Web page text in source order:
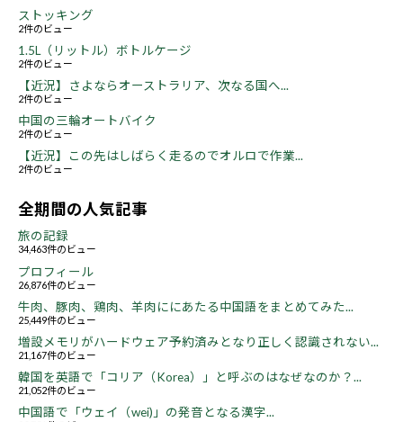
ストッキング
2件のビュー
1.5L（リットル）ボトルケージ
2件のビュー
【近況】さよならオーストラリア、次なる国へ...
2件のビュー
中国の三輪オートバイク
2件のビュー
【近況】この先はしばらく走るのでオルロで作業...
2件のビュー
全期間の人気記事
旅の記録
34,463件のビュー
プロフィール
26,876件のビュー
牛肉、豚肉、鶏肉、羊肉ににあたる中国語をまとめてみた...
25,449件のビュー
増設メモリがハードウェア予約済みとなり正しく認識されない...
21,167件のビュー
韓国を英語で「コリア（Korea）」と呼ぶのはなぜなのか？...
21,052件のビュー
中国語で「ウェイ（wei)」の発音となる漢字...